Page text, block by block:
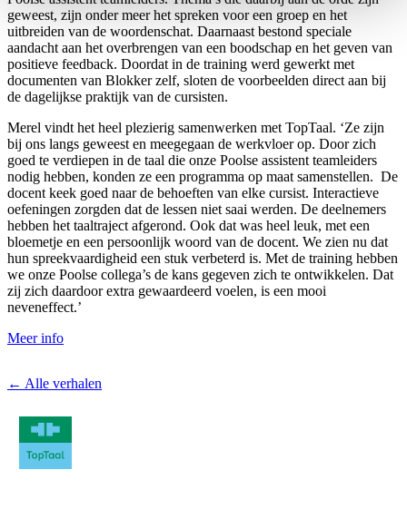
geweest, zijn onder meer het spreken voor een groep en het
uitbreiden van de woordenschat. Daarnaast bestond speciale
aandacht aan het overbrengen van een boodschap en het geven van
positieve feedback. Doordat in de training werd gewerkt met
documenten van Blokker zelf, sloten de voorbeelden direct aan bij
de dagelijkse praktijk van de cursisten.
Merel vindt het heel plezierig samenwerken met TopTaal. ‘Ze zijn
bij ons langs geweest en meegegaan de werkvloer op. Door zich
goed te verdiepen in de taal die onze Poolse assistent teamleiders
nodig hebben, konden ze een programma op maat samenstellen. De
docent keek goed naar de behoeften van elke cursist. Interactieve
oefeningen zorgden dat de lessen niet saai werden. De deelnemers
hebben het taaltraject afgerond. Ook dat was heel leuk, met een
bloemetje en een persoonlijk woord van de docent. We zien nu dat
hun spreekvaardigheid een stuk verbeterd is. Met de training hebben
we onze Poolse collega’s de kans gegeven zich te ontwikkelen. Dat
zij zich daardoor extra gewaardeerd voelen, is een mooi
neveneffect.’
Meer info
← Alle verhalen